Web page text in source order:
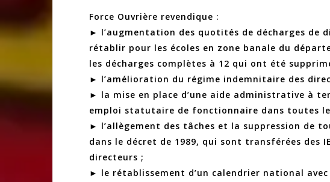
Force Ouvrière revendique :
► l’augmentation des quotités de décharges de
rétablir pour les écoles en zone banale du
les décharges complètes à 12 qui ont été
► l’amélioration du régime indemnitaire des
► la mise en place d’une aide administrative à
emploi statutaire de fonctionnaire dans toutes
► l’allègement des tâches et la suppression de
dans le décret de 1989, qui sont transférées des
directeurs ;
► le rétablissement d’un calendrier national